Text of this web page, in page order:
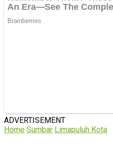
ADVERTISEMENT
Home Sumbar Limapuluh Kota